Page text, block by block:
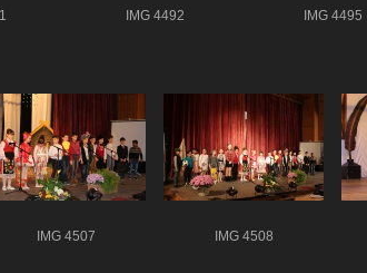
IMG 4492 IMG 4495
IMG 4507 IMG 4508